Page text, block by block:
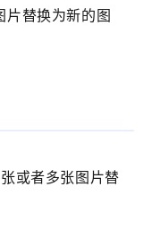
片替换为新的图
或者多张图片替